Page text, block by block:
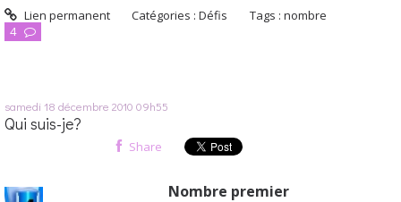
Lien permanent Catégories :Défis Tags :nombre
4
samedi 18 décembre 2010 09h55
Qui suis-je?
Share
Nombre premier